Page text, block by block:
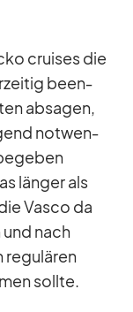
crui­ses die
be­en­
ab­sa­gen,
not­wen­
län­ger als
Vasco da
nach
re­gu­lä­ren
sollte.